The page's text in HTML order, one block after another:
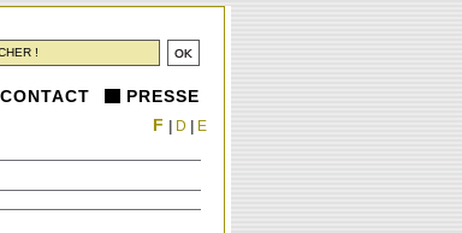
CONTACT PRESSE
F D E